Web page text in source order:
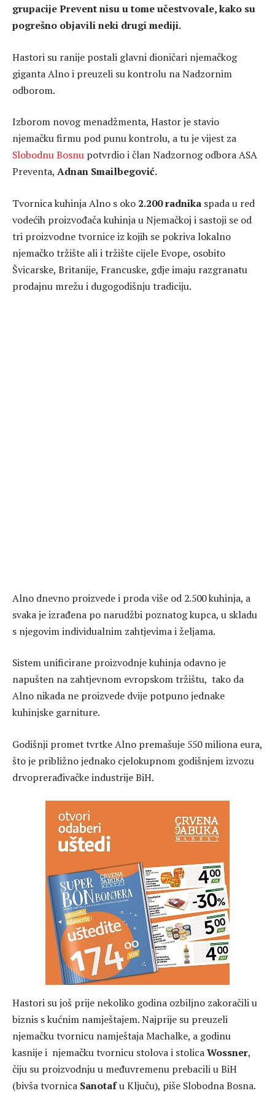
grupacije Prevent nisu u tome učestvovale, kako su
pogrešno objavili neki drugi mediji.
Hastori su ranije postali glavni dioničari njemačkog
giganta Alno i preuzeli su kontrolu na Nadzornim
odborom.
Izborom novog menadžmenta, Hastor je stavio
njemačku firmu pod punu kontrolu, a tu je vijest za
Slobodnu Bosnu potvrdio i član Nadzornog odbora ASA
Preventa, Adnan Smailbegović.
Tvornica kuhinja Alno s oko 2.200 radnika spada u red
vodećih proizvođača kuhinja u Njemačkoj i sastoji se od
tri proizvodne tvornice iz kojih se pokriva lokalno
njemačko tržište ali i tržište cijele Evope, osobito
Švicarske, Britanije, Francuske, gdje imaju razgranatu
prodajnu mrežu i dugogodišnju tradiciju.
Alno dnevno proizvede i proda više od 2.500 kuhinja, a
svaka je izrađena po narudžbi poznatog kupca, u skladu
s njegovim individualnim zahtjevima i željama.
Sistem unificirane proizvodnje kuhinja odavno je
napušten na zahtjevnom evropskom tržištu, tako da
Alno nikada ne proizvede dvije potpuno jednake
kuhinjske garniture.
Godišnji promet tvrtke Alno premašuje 550 miliona eura,
što je približno jednako cjelokupnom godišnjem izvozu
drvoprerađivačke industrije BiH.
Hastori su još prije nekoliko godina ozbiljno zakoračili u
biznis s kućnim namještajem. Najprije su preuzeli
njemačku tvornicu namještaja Machalke, a godinu
kasnije i njemačku tvornicu stolova i stolicaWossner,
čiju su proizvodnju u međuvremenu prebacili u BiH
(bivša tvornica Sanotafu Ključu), piše Slobodna Bosna.